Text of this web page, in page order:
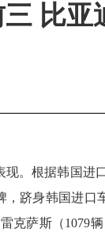
比亚
现。根据韩国进
跻身韩国进口
克萨斯（1079